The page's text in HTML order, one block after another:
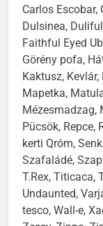
Carlos Escobar,
Dulsinea,
Faithful Eyed
Görény pofa,
Kaktusz,
Mapetka,
Mézesmadzag,
Pücsök, Repce,
kerti Qróm,
Szafaládé,
T.Rex, Titicaca,
Undaunted,
tesco, Wall-e,